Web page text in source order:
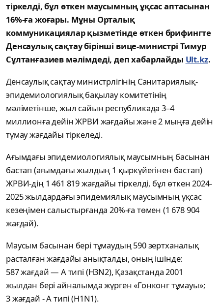
тіркелді, бұл өткен маусымның ұқсас аптасынан
16%-ға жоғары. Мұны Орталық
коммуникациялар қызметінде өткен брифингте
Денсаулық сақтау бірінші вице-министрі Тимур
Сұлтанғазиев мәлімдеді, деп хабарлайды Ult.kz.
Денсаулық сақтау министрлігінің Санитариялық-
эпидемиологиялық бақылау комитетінің
мәліметінше, жыл сайын республикада 3–4
миллионға дейін ЖРВИ жағдайы және 2 мыңға дейін
тұмау жағдайы тіркеледі.
Ағымдағы эпидемиологиялық маусымның басынан
бастап (ағымдағы жылдың 1 қыркүйегінен бастап)
ЖРВИ-дің 1 461 819 жағдайы тіркелді, бұл өткен 2024-
2025 жылдардағы эпидемиялық маусымның ұқсас
кезеңімен салыстырғанда 20%-ға төмен (1 678 904
жағдай).
Маусым басынан бері тұмаудың 590 зертханалық
расталған жағдайы анықталды, оның ішінде:
587 жағдай — А типі (H3N2), Қазақстанда 2001
жылдан бері айналымда жүрген «Гонконг тұмауы»;
3 жағдай - А типі (H1N1).